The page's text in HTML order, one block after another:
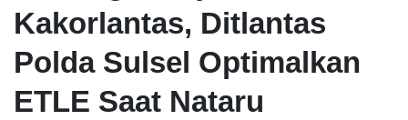
Kakorlantas, Ditlantas
Polda Sulsel Optimalkan
ETLE Saat Nataru